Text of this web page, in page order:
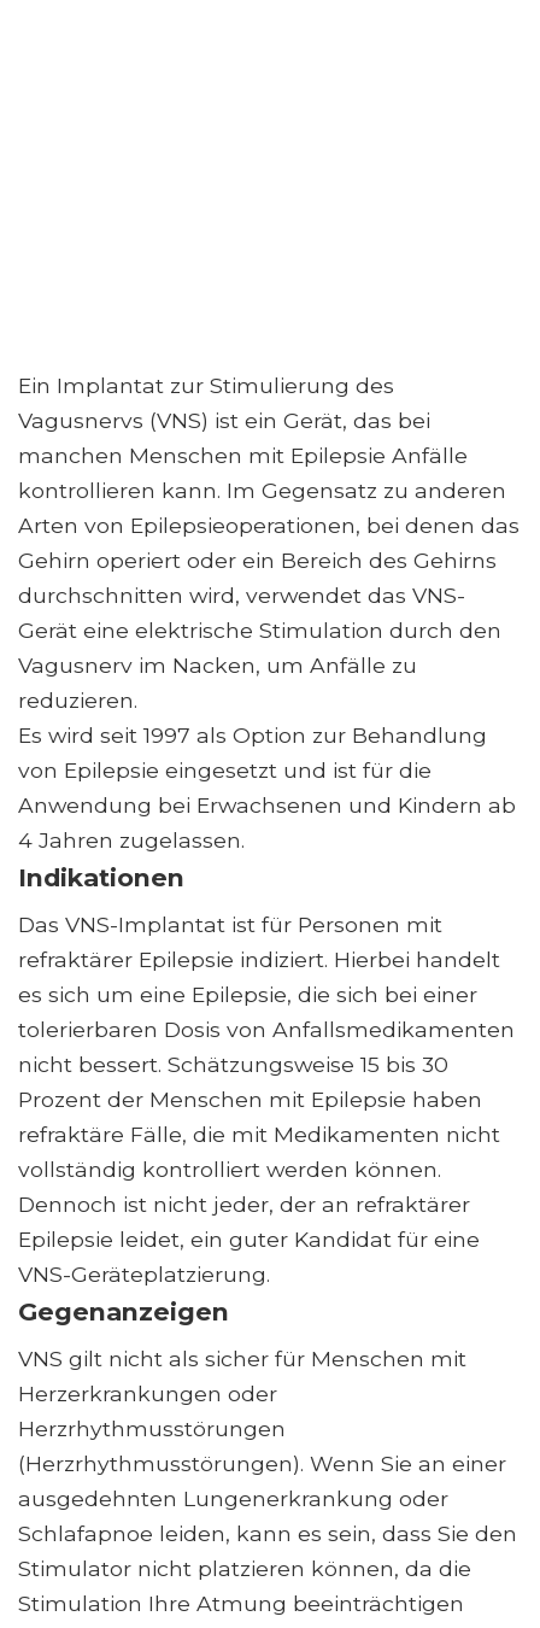
Ein Implantat zur Stimulierung des
Vagusnervs (VNS) ist ein Gerät, das bei
manchen Menschen mit Epilepsie Anfälle
kontrollieren kann. Im Gegensatz zu anderen
Arten von Epilepsieoperationen, bei denen das
Gehirn operiert oder ein Bereich des Gehirns
durchschnitten wird, verwendet das VNS-
Gerät eine elektrische Stimulation durch den
Vagusnerv im Nacken, um Anfälle zu
reduzieren.
Es wird seit 1997 als Option zur Behandlung
von Epilepsie eingesetzt und ist für die
Anwendung bei Erwachsenen und Kindern ab
4 Jahren zugelassen.
Indikationen
Das VNS-Implantat ist für Personen mit
refraktärer Epilepsie indiziert. Hierbei handelt
es sich um eine Epilepsie, die sich bei einer
tolerierbaren Dosis von Anfallsmedikamenten
nicht bessert. Schätzungsweise 15 bis 30
Prozent der Menschen mit Epilepsie haben
refraktäre Fälle, die mit Medikamenten nicht
vollständig kontrolliert werden können.
Dennoch ist nicht jeder, der an refraktärer
Epilepsie leidet, ein guter Kandidat für eine
VNS-Geräteplatzierung.
Gegenanzeigen
VNS gilt nicht als sicher für Menschen mit
Herzerkrankungen oder
Herzrhythmusstörungen
(Herzrhythmusstörungen). Wenn Sie an einer
ausgedehnten Lungenerkrankung oder
Schlafapnoe leiden, kann es sein, dass Sie den
Stimulator nicht platzieren können, da die
Stimulation Ihre Atmung beeinträchtigen